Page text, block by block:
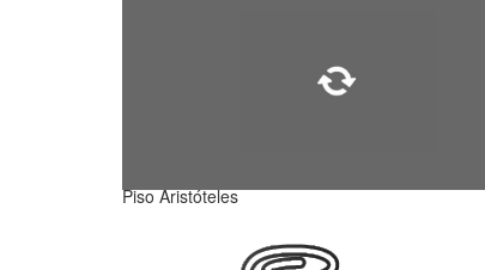
Piso Aristóteles